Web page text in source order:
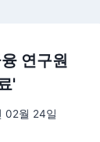
연구원
'
02월 24일